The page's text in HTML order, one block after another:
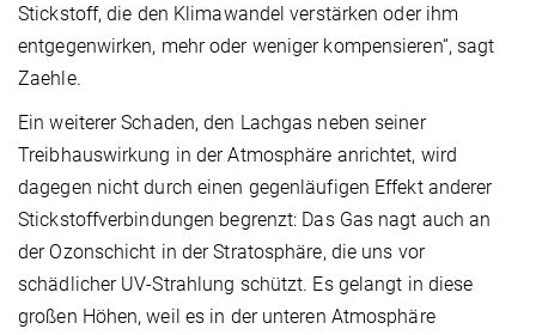
Stickstoff, die den Klimawandel verstärken oder ihm
entgegenwirken, mehr oder weniger kompensieren“, sagt
Zaehle.
Ein weiterer Schaden, den Lachgas neben seiner
Treibhauswirkung in der Atmosphäre anrichtet, wird
dagegen nicht durch einen gegenläufigen Effekt anderer
Stickstoffverbindungen begrenzt: Das Gas nagt auch an
der Ozonschicht in der Stratosphäre, die uns vor
schädlicher UV-Strahlung schützt. Es gelangt in diese
großen Höhen, weil es in der unteren Atmosphäre